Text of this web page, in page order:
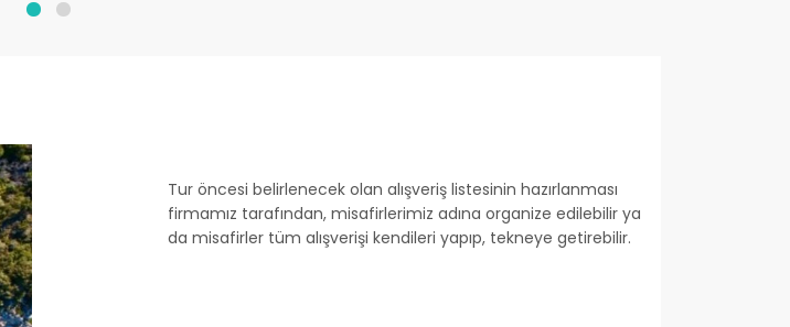
Tur öncesi belirlenecek olan alışveriş listesinin hazırlanması
firmamız tarafından, misafirlerimiz adına organize edilebilir ya
da misafirler tüm alışverişi kendileri yapıp, tekneye getirebilir.